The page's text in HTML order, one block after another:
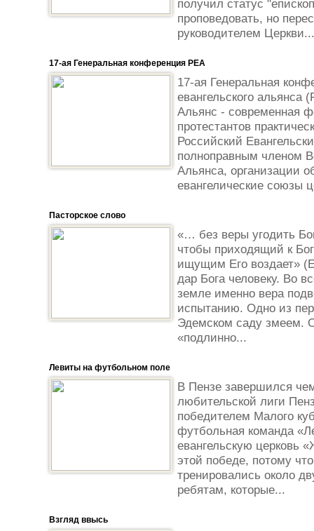
получил статус
проповедовать, но
руководителем Церкви...
17-ая Генеральная конференция РЕА
17-ая Генеральная
евангельского альянса
Альянс - современная
протестантов
Российский
полноправным членом
Альянса, организации
евангелические союзы
Пасторское слово
«… без веры угодить
чтобы приходящий к
ищущим Его воздает»
дар Бога человеку. Во
земле именно вера
испытанию. Одно из
Эдемском саду змеем.
«подлинно...
Левиты на футбольном поле
В Пензе завершился
любительской лиги
победителем Малого
футбольная команда
евангельскую церковь
этой победе, потому
тренировались около
ребятам, которые...
Взгляд ввысь